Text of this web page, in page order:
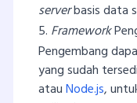
serverbasis data
5. Framework
Pengembang
yang sudah
atauNode.js,